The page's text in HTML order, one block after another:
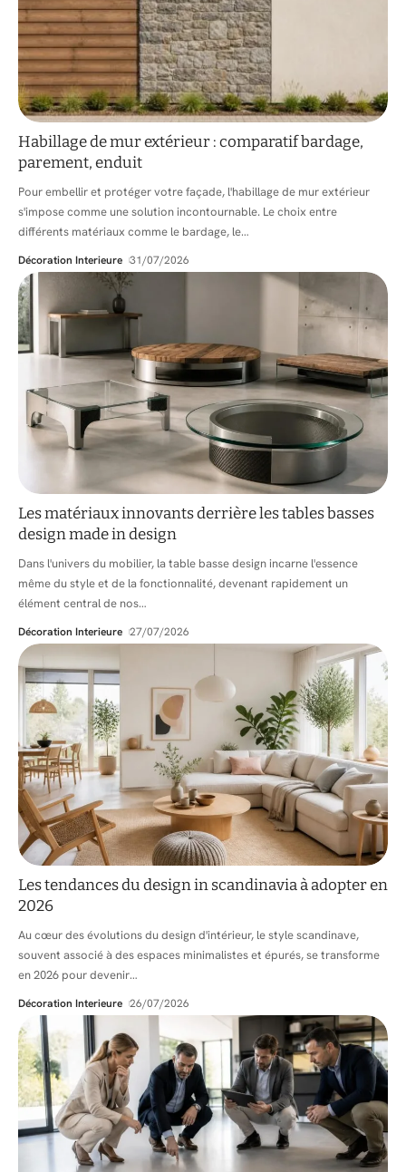
Habillage de mur extérieur : comparatif bardage,
parement, enduit
Pour embellir et protéger votre façade, l'habillage de mur extérieur
s'impose comme une solution incontournable. Le choix entre
différents matériaux comme le bardage, le…
Décoration Interieure 31/07/2026
Les matériaux innovants derrière les tables basses
design made in design
Dans l'univers du mobilier, la table basse design incarne l'essence
même du style et de la fonctionnalité, devenant rapidement un
élément central de nos…
Décoration Interieure 27/07/2026
Les tendances du design in scandinavia à adopter en
2026
Au cœur des évolutions du design d'intérieur, le style scandinave,
souvent associé à des espaces minimalistes et épurés, se transforme
en 2026 pour devenir…
Décoration Interieure 26/07/2026